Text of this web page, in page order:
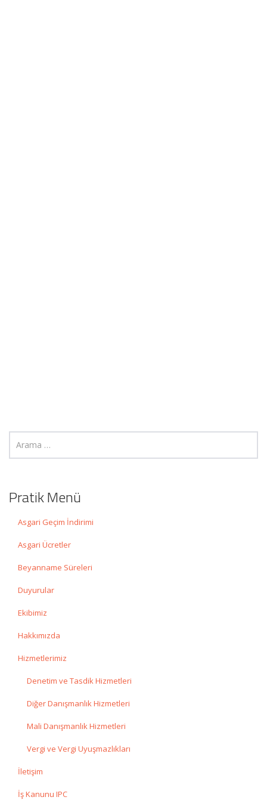
Pratik Menü
Asgari Geçim İndirimi
Asgari Ücretler
Beyanname Süreleri
Duyurular
Ekibimiz
Hakkımızda
Hizmetlerimiz
Denetim ve Tasdik Hizmetleri
Diğer Danışmanlık Hizmetleri
Mali Danışmanlık Hizmetleri
Vergi ve Vergi Uyuşmazlıkları
İletişim
İş Kanunu IPC